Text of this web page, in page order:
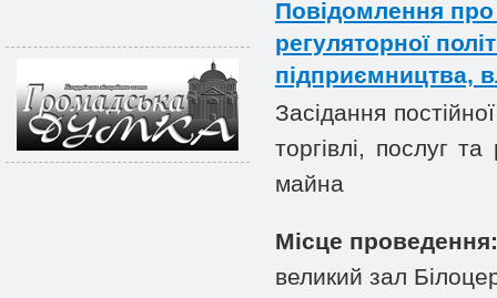
Повідомлення про
регуляторної
підприємництва,
Засідання
торгівлі, послуг
майна
Місце
великий зал